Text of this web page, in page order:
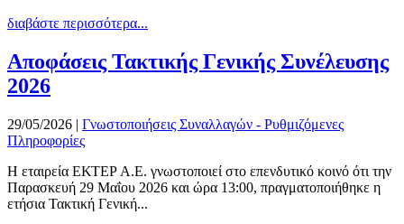
διαβάστε περισσότερα...
Αποφάσεις Τακτικής Γενικής Συνέλευσης
2026
29/05/2026 | Γνωστοποιήσεις Συναλλαγών - Ρυθμιζόμενες
Πληροφορίες
Η εταιρεία ΕΚΤΕΡ Α.Ε. γνωστοποιεί στο επενδυτικό κοινό ότι την
Παρασκευή 29 Μαΐου 2026 και ώρα 13:00, πραγματοποιήθηκε η
ετήσια Τακτική Γενική...